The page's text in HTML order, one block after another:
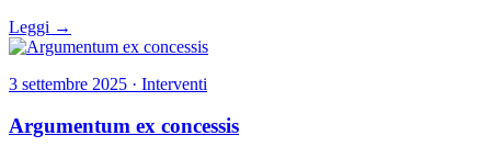
Leggi →
3 settembre 2025 · Interventi
Argumentum ex concessis